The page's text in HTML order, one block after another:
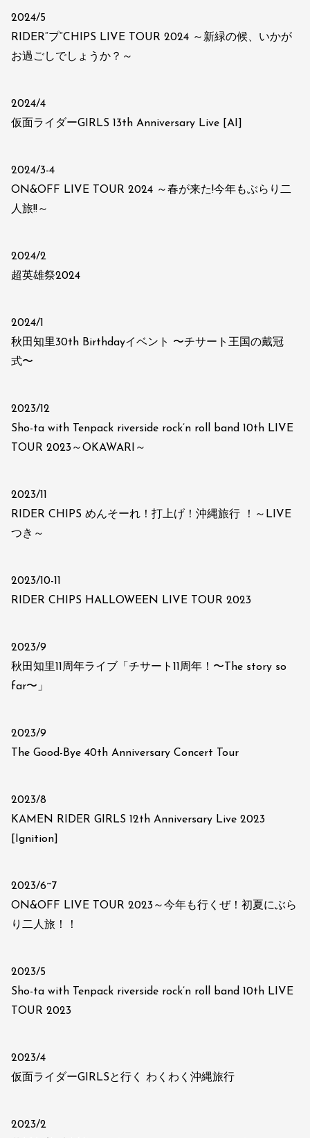
2024/5
RIDER“プ”CHIPS LIVE TOUR 2024 ～新緑の候、いかが
お過ごしでしょうか？～
2024/4
仮面ライダーGIRLS 13th Anniversary Live [AI]
2024/3-4
ON&OFF LIVE TOUR 2024 ～春が来た!今年もぶらり二
人旅!!～
2024/2
超英雄祭2024
2024/1
秋田知里30th Birthdayイベント 〜チサート王国の戴冠
式〜
2023/12
Sho-ta with Tenpack riverside rock’n roll band 10th LIVE
TOUR 2023～OKAWARI～
2023/11
RIDER CHIPS めんそーれ！打上げ！沖縄旅行 ！～LIVE
つき～
2023/10-11
RIDER CHIPS HALLOWEEN LIVE TOUR 2023
2023/9
秋田知里11周年ライブ「チサート11周年！〜The story so
far〜」
2023/9
The Good-Bye 40th Anniversary Concert Tour
2023/8
KAMEN RIDER GIRLS 12th Anniversary Live 2023
[Ignition]
2023/6~7
ON&OFF LIVE TOUR 2023～今年も行くぜ！初夏にぶら
り二人旅！！
2023/5
Sho-ta with Tenpack riverside rock’n roll band 10th LIVE
TOUR 2023
2023/4
仮面ライダーGIRLSと行く わくわく沖縄旅行
2023/2